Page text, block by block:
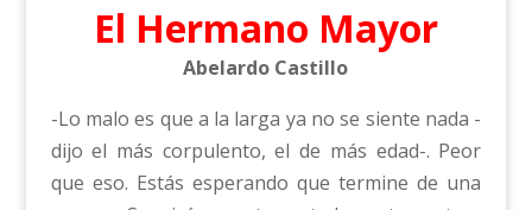
El Hermano Mayor
Abelardo Castillo
-Lo malo es que a la larga ya no se siente nada -
dijo el más corpulento, el de más edad-. Peor
que eso. Estás esperando que termine de una